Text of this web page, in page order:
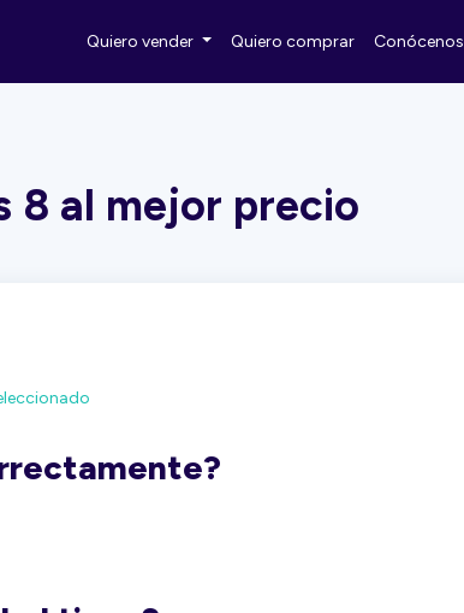
Quiero vender Quiero comprar Conócenos
8 al mejor precio